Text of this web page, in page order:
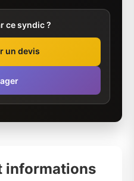
ce syndic ?
un devis
informations